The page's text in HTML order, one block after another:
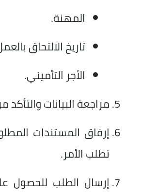
المهنة.
تاريخ الالتحاق
الأجر التأميني.
مراجعة البيانات
إرفاق المستندات
تطلب الأمر.
إرسال الطلب للحصول